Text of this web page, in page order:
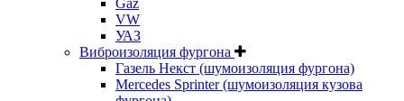
VW
УАЗ
Виброизоляция фургона
Газель Некст (шумоизоляция фургона)
Mercedes Sprinter (шумоизоляция кузова